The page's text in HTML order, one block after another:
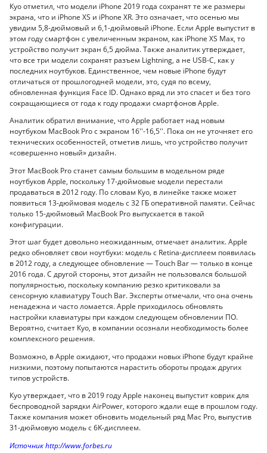
Куо отметил, что модели iPhone 2019 года сохранят те же размеры
экрана, что и iPhone XS и iPhone XR. Это означает, что осенью мы
увидим 5,8-дюймовый и 6,1-дюймовый iPhone. Если Apple выпустит в
этом году смартфон с увеличенным экраном, как iPhone XS Max, то
устройство получит экран 6,5 дюйма. Также аналитик утверждает,
что все три модели сохранят разъем Lightning, а не USB-C, как у
последних ноутбуков. Единственное, чем новые iPhone будут
отличаться от прошлогодней модели, это, судя по всему,
обновленная функция Face ID. Однако вряд ли это спасет и без того
сокращающиеся от года к году продажи смартфонов Apple.
Аналитик обратил внимание, что Apple работает над новым
ноутбуком MacBook Pro с экраном 16''-16,5''. Пока он не уточняет его
технических особенностей, отметив лишь, что устройство получит
«совершенно новый» дизайн.
Этот MacBook Pro станет самым большим в модельном ряде
ноутбуков Apple, поскольку 17-дюймовые модели перестали
продаваться в 2012 году. По словам Куо, в линейке также может
появиться 13-дюймовая модель с 32 ГБ оперативной памяти. Сейчас
только 15-дюймовый MacBook Pro выпускается в такой
конфигурации.
Этот шаг будет довольно неожиданным, отмечает аналитик. Apple
редко обновляет свои ноутбуки: модель с Retina-дисплеем появилась
в 2012 году, а следующее обновление — Touch Bar — только в конце
2016 года. С другой стороны, этот дизайн не пользовался большой
популярностью, поскольку компанию резко критиковали за
сенсорную клавиатуру Touch Bar. Эксперты отмечали, что она очень
ненадежна и часто ломается. Apple приходилось обновлять
настройки клавиатуры при каждом следующем обновлении ПО.
Вероятно, считает Куо, в компании осознали необходимость более
комплексного решения.
Возможно, в Apple ожидают, что продажи новых iPhone будут крайне
низкими, поэтому попытаются нарастить обороты продаж других
типов устройств.
Куо утверждает, что в 2019 году Apple наконец выпустит коврик для
беспроводной зарядки AirPower, которого ждали еще в прошлом году.
Также компания может обновить модельный ряд Mac Pro, выпустив
31-дюймовую модель с 6K-дисплеем.
Источник http://www.forbes.ru